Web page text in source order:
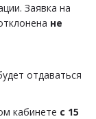
Заявка на
не
отдаваться
кабинете с 15